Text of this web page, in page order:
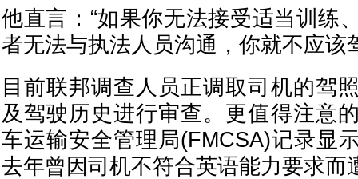
他直言：“如果你无法接受适当训练
者无法与执法人员沟通，你就不应该
目前联邦调查人员正调取司机的驾
及驾驶历史进行审查。更值得注意
车运输安全管理局(FMCSA)记录显
去年曾因司机不符合英语能力要求而